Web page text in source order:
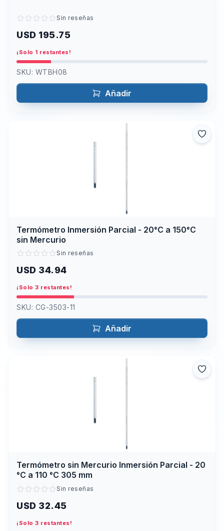
Sin reseñas
USD 195.75
¡Solo 1 restantes!
SKU: WTBH08
Añadir
Termómetro Inmersión Parcial - 20°C a 150°C
sin Mercurio
Sin reseñas
USD 34.94
¡Solo 3 restantes!
SKU: CG-3503-11
Añadir
Termómetro sin Mercurio Inmersión Parcial - 20
°C a 110 °C 305 mm
Sin reseñas
USD 32.45
¡Solo 3 restantes!